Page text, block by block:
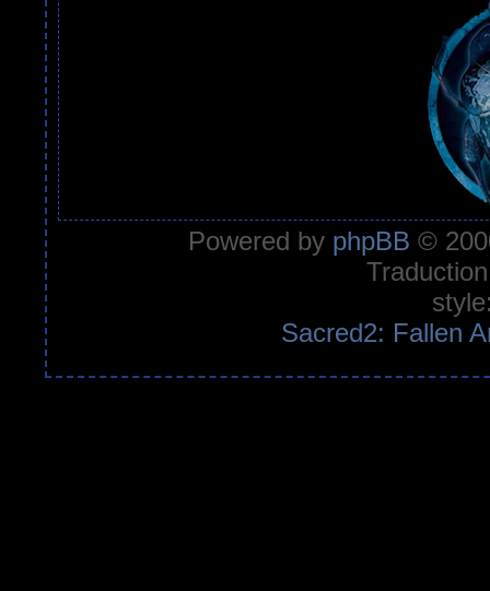
Powered by phpBB ©
Sacred2: Fallen